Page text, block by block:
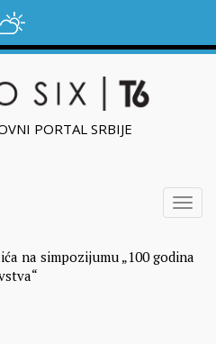
PORTAL SRBIJE